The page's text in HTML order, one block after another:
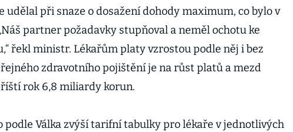
udělal při snaze o dosažení dohody maximum, co bylo v
partner požadavky stupňoval a neměl ochotu ke
řekl ministr. Lékařům platy vzrostou podle něj i bez
zdravotního pojištění je na růst platů a mezd
rok 6,8 miliardy korun.
podle Válka zvýší tarifní tabulky pro lékaře v jednotlivých